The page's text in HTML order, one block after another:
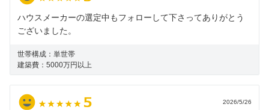
ハウスメーカーの選定中もフォローして下さってありがとう
ございました。
世帯構成： 単世帯
建築費： 5000万円以上
2026/5/26